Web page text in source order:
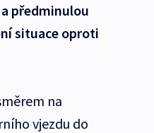
předminulou
situace oproti
na
vjezdu do